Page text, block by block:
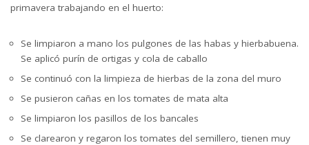
primavera trabajando en el huerto:
Se limpiaron a mano los pulgones de las habas y hierbabuena.
Se aplicó purín de ortigas y cola de caballo
Se continuó con la limpieza de hierbas de la zona del muro
Se pusieron cañas en los tomates de mata alta
Se limpiaron los pasillos de los bancales
Se clarearon y regaron los tomates del semillero, tienen muy